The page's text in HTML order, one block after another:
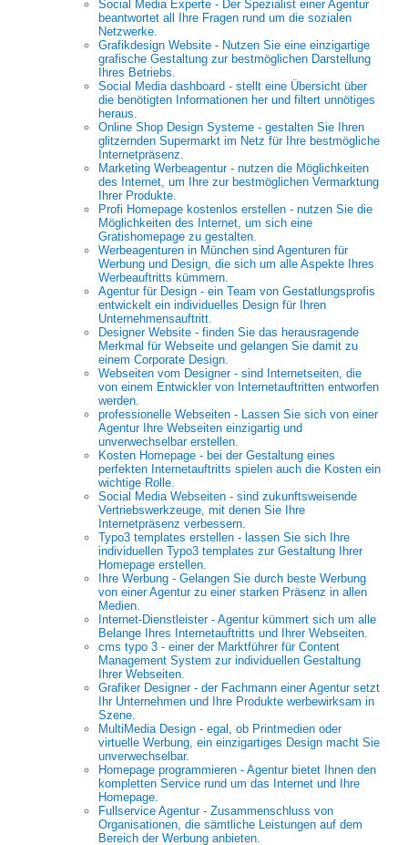
Social Media Experte - Der Spezialist einer Agentur
beantwortet all Ihre Fragen rund um die sozialen
Netzwerke.
Grafikdesign Website - Nutzen Sie eine einzigartige
grafische Gestaltung zur bestmöglichen Darstellung
Ihres Betriebs.
Social Media dashboard - stellt eine Übersicht über
die benötigten Informationen her und filtert unnötiges
heraus.
Online Shop Design Systeme - gestalten Sie Ihren
glitzernden Supermarkt im Netz für Ihre bestmögliche
Internetpräsenz.
Marketing Werbeagentur - nutzen die Möglichkeiten
des Internet, um Ihre zur bestmöglichen Vermarktung
Ihrer Produkte.
Profi Homepage kostenlos erstellen - nutzen Sie die
Möglichkeiten des Internet, um sich eine
Gratishomepage zu gestalten.
Werbeagenturen in München sind Agenturen für
Werbung und Design, die sich um alle Aspekte Ihres
Werbeauftritts kümmern.
Agentur für Design - ein Team von Gestatlungsprofis
entwickelt ein individuelles Design für Ihren
Unternehmensauftritt.
Designer Website - finden Sie das herausragende
Merkmal für Webseite und gelangen Sie damit zu
einem Corporate Design.
Webseiten vom Designer - sind Internetseiten, die
von einem Entwickler von Internetauftritten entworfen
werden.
professionelle Webseiten - Lassen Sie sich von einer
Agentur Ihre Webseiten einzigartig und
unverwechselbar erstellen.
Kosten Homepage - bei der Gestaltung eines
perfekten Internetauftritts spielen auch die Kosten ein
wichtige Rolle.
Social Media Webseiten - sind zukunftsweisende
Vertriebswerkzeuge, mit denen Sie Ihre
Internetpräsenz verbessern.
Typo3 templates erstellen - lassen Sie sich Ihre
individuellen Typo3 templates zur Gestaltung Ihrer
Homepage erstellen.
Ihre Werbung - Gelangen Sie durch beste Werbung
von einer Agentur zu einer starken Präsenz in allen
Medien.
Internet-Dienstleister - Agentur kümmert sich um alle
Belange Ihres Internetauftritts und Ihrer Webseiten.
cms typo 3 - einer der Marktführer für Content
Management System zur individuellen Gestaltung
Ihrer Webseiten.
Grafiker Designer - der Fachmann einer Agentur setzt
Ihr Unternehmen und Ihre Produkte werbewirksam in
Szene.
MultiMedia Design - egal, ob Printmedien oder
virtuelle Werbung, ein einzigartiges Design macht Sie
unverwechselbar.
Homepage programmieren - Agentur bietet Ihnen den
kompletten Service rund um das Internet und Ihre
Homepage.
Fullservice Agentur - Zusammenschluss von
Organisationen, die sämtliche Leistungen auf dem
Bereich der Werbung anbieten.